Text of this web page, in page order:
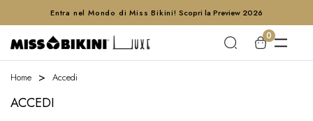
Entra nel Mondo di Miss Bikini! Scopri la Preview 2026
0
Home Accedi
ACCEDI